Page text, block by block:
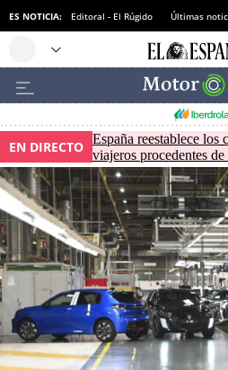
ES NOTICIA: Editoral - El Rúgido Últimas
EN DIRECTO España reestablece los
viajeros procedentes de